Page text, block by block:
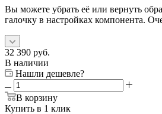
Вы можете убрать её или вернуть
галочку в настройках компонента.
32 390 руб.
В наличии
Нашли дешевле?
В корзину
Купить в 1 клик